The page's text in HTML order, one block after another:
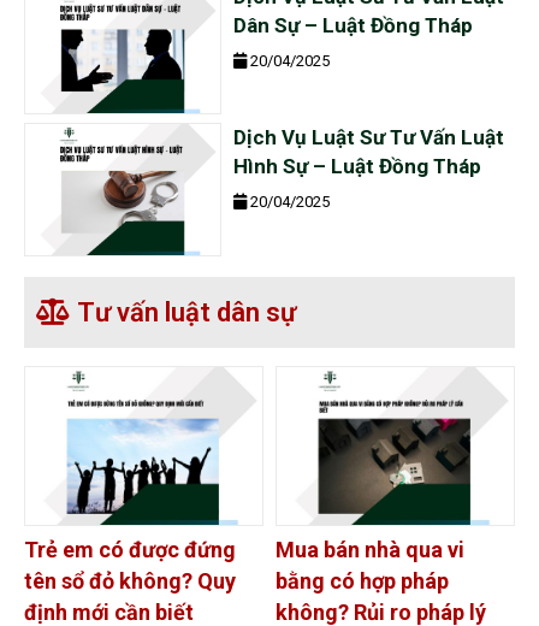
Dân Sự – Luật Đồng Tháp
20/04/2025
Dịch Vụ Luật Sư Tư Vấn Luật
Hình Sự – Luật Đồng Tháp
20/04/2025
Tư vấn luật dân sự
Trẻ em có được đứng
tên sổ đỏ không? Quy
định mới cần biết
Mua bán nhà qua vi
bằng có hợp pháp
không? Rủi ro pháp lý